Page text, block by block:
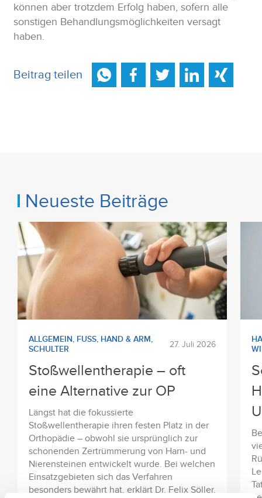
können aber trotzdem Erfolg haben, sofern alle
sonstigen Behandlungsmöglichkeiten versagt
haben.
Beitrag teilen
Neueste Beiträge
ALLGEMEIN, FUSS , HAND & ARM,
SCHULTER
27. Juli 2026
Stoßwellentherapie – oft
eine Alternative zur OP
Längst hat die fokussierte
Stoßwellentherapie ihren festen Platz in der
Orthopädie – obwohl sie ursprünglich zur
schonenden Zertrümmerung von Harn- und
Nierensteinen entwickelt wurde. Bei welchen
Einsatzgebieten sich das Verfahren
besonders bewährt hat, erklärt Dr. Felix Söller.